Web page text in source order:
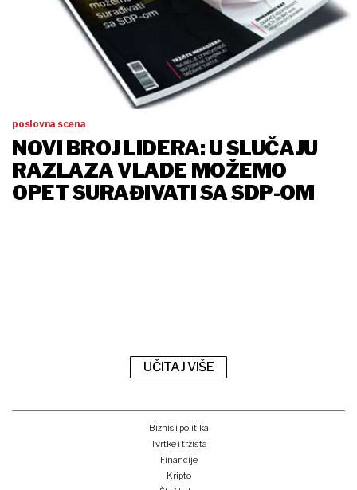
poslovna scena
NOVI BROJ LIDERA: U SLUČAJU
RAZLAZA VLADE MOŽEMO
OPET SURAĐIVATI SA SDP-OM
UČITAJ VIŠE
Biznis i politika
Tvrtke i tržišta
Financije
Kripto